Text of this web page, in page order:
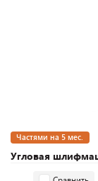
Угловая
Частями на 5 мес.